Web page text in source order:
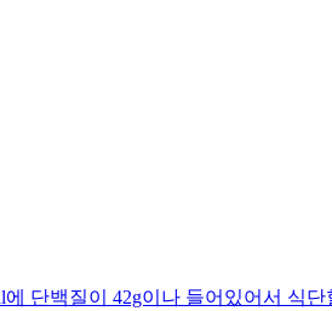
단백질이 42g이나 들어있어서 식